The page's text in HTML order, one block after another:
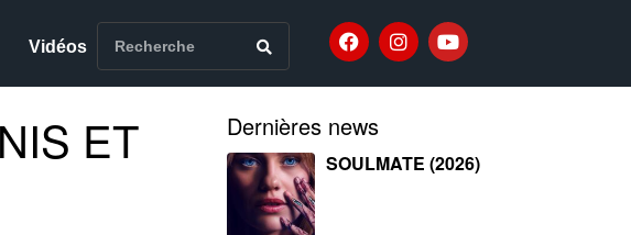
Vidéos
ET
Dernières news
SOULMATE (2026)